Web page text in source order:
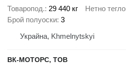
Товаропод. 29 440 кг Нетно тегло
Брой полуоски 3
Украйна, Khmelnytskyi
ВК-МОТОРС, ТОВ